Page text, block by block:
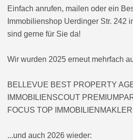
Einfach anrufen, mailen oder ein
Immobilienshop Uerdinger Str. 242
sind gerne für Sie da!
Wir wurden 2025 erneut mehrfach
BELLEVUE BEST PROPERTY
IMMOBILIENSCOUT
FOCUS TOP
...und auch 2026 wieder: